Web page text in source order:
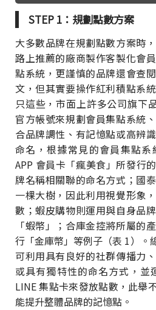
STEP 1：規劃點數方案
大多數品牌在規劃點數方案時
路上推薦的廠商製作客製化會
點系統，更謹慎的品牌還會查
文，但其實要操作紅利積點系
只這些，市面上許多公司旗下
官方帳號來規劃會員集點系統
合品牌調性、有記憶點或高辨
命名，根據常見的會員集點
APP 會員卡「瘋美食」所發行
牌名稱相關聯的命名方式；國
一棵大樹，因此利用視覺形象
數；蝦皮購物則運用與自身品
「蝦幣」；合庫金控將所屬的
行「金庫幣」等例子（表 1）。
可利用具有良好的社群傳播力
或具有獨特性的命名方式，並
LINE 集點卡來發放點數，此舉
能提升整體品牌的記憶點。